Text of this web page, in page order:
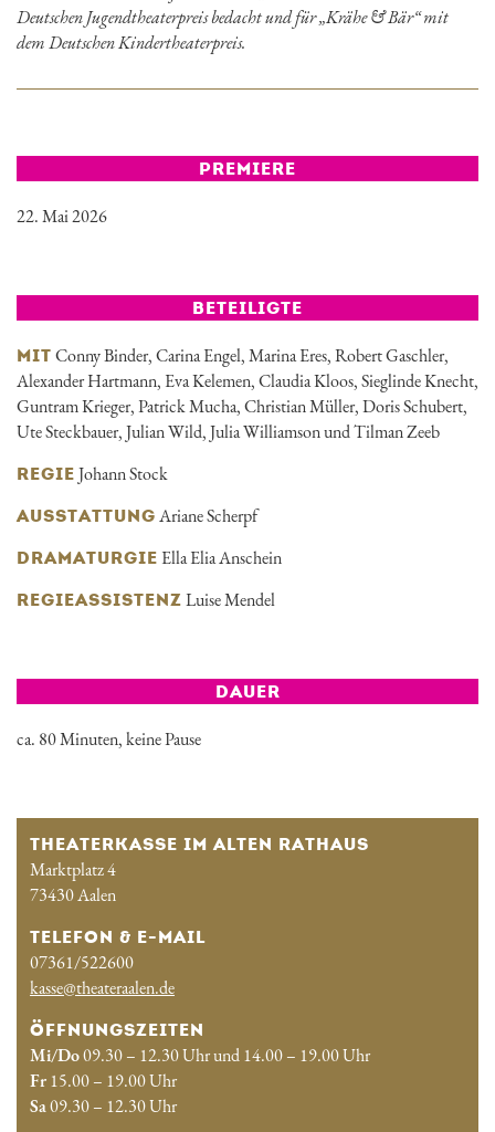
Deutschen Jugendtheaterpreis bedacht und für „Krähe & Bär“ mit
dem Deutschen Kindertheaterpreis.
PREMIERE
22. Mai 2026
BETEILIGTE
MIT Conny Binder, Carina Engel, Marina Eres, Robert Gaschler,
Alexander Hartmann, Eva Kelemen, Claudia Kloos, Sieglinde Knecht,
Guntram Krieger, Patrick Mucha, Christian Müller, Doris Schubert,
Ute Steckbauer, Julian Wild, Julia Williamson und Tilman Zeeb
REGIE Johann Stock
AUSSTATTUNG Ariane Scherpf
DRAMATURGIE Ella Elia Anschein
REGIEASSISTENZ Luise Mendel
DAUER
ca. 80 Minuten, keine Pause
THEATERKASSE IM ALTEN RATHAUS
Marktplatz 4
73430 Aalen
TELEFON & E-MAIL
07361/522600
kasse@theateraalen.de
ÖFFNUNGSZEITEN
Mi/Do09.30 – 12.30 Uhr und 14.00 – 19.00 Uhr
Fr15.00 – 19.00 Uhr
Sa09.30 – 12.30 Uhr